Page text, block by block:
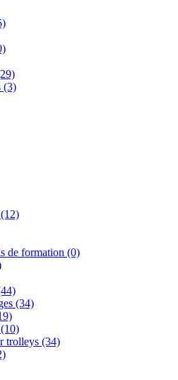
(3)
(12)
de formation (0)
(34)
(10)
trolleys (34)